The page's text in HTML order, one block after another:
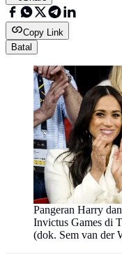
Copy Link
Batal
Pangeran Harry
Invictus Games di
(dok. Sem van der